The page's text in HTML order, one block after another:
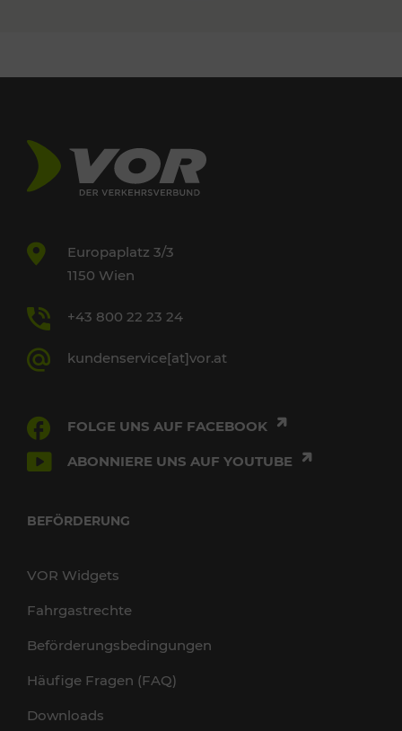
Europaplatz 3/3
1150 Wien
+43 800 22 23 24
kundenservice[at]vor.at
FOLGE UNS AUF FACEBOOK
ABONNIERE UNS AUF YOUTUBE
BEFÖRDERUNG
VOR Widgets
Fahrgastrechte
Beförderungsbedingungen
Häufige Fragen (FAQ)
Downloads